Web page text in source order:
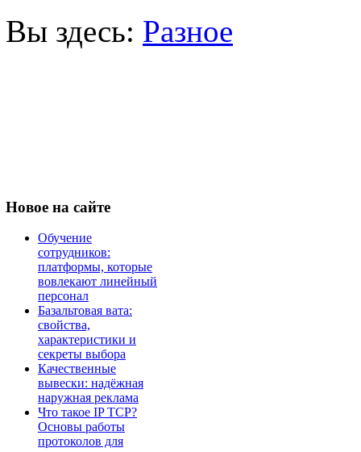
Вы здесь: Разное
Новое на сайте
Обучение
сотрудников:
платформы, которые
вовлекают линейный
персонал
Базальтовая вата:
свойства,
характеристики и
секреты выбора
Качественные
вывески: надёжная
наружная реклама
Что такое IP TCP?
Основы работы
протоколов для